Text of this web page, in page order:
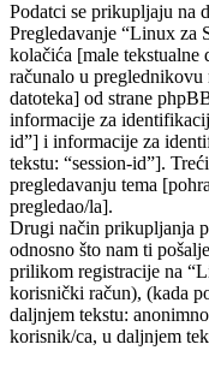
Podatci se prikupljaju na
Pregledavanje “Linux za
kolačića [male tekstualne
računalo u
datoteka] od strane
informacije za
id”] i informacije za
tekstu: “session-id”].
pregledavanju tema
pregledao/la].
Drugi način prikupljanja
odnosno što nam ti
prilikom registracije na
korisnički račun), (kada
daljnjem tekstu:
korisnik/ca, u daljnjem